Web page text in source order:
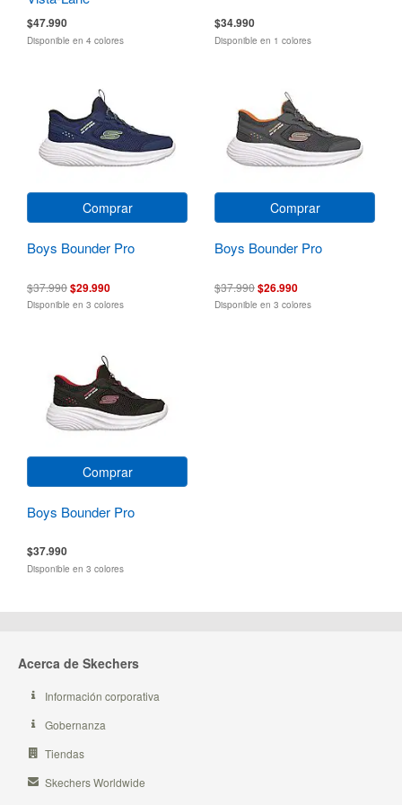
$47.990
Disponible en 4 colores
$34.990
Disponible en 1 colores
Comprar
Boys Bounder Pro
$37.990$29.990
Disponible en 3 colores
Comprar
Boys Bounder Pro
$37.990$26.990
Disponible en 3 colores
Comprar
Boys Bounder Pro
$37.990
Disponible en 3 colores
Acerca de Skechers
Información corporativa
Gobernanza
Tiendas
Skechers Worldwide